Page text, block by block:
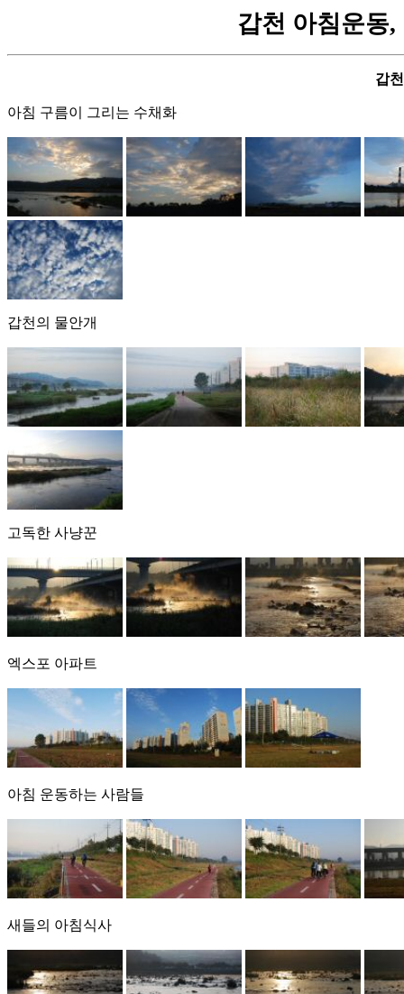
갑천 아침운동
갑
아침 구름이 그리는 수채화
갑천의 물안개
고독한 사냥꾼
엑스포 아파트
아침 운동하는 사람들
새들의 아침식사